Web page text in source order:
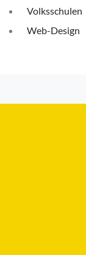
Volksschulen
Web-Design